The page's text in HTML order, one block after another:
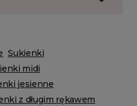
Sukienki
midi
jesienne
z długim rękawem